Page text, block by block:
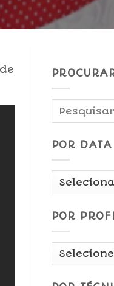
POR DATA
Por
POR